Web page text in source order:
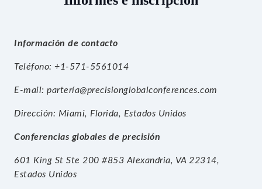
Información de contacto
Teléfono: +1-571-5561014
E-mail:partería@precisionglobalconferences.com
Dirección: Miami, Florida, Estados Unidos
Conferencias globales de precisión
601 King St Ste 200 #853 Alexandria, VA 22314,
Estados Unidos